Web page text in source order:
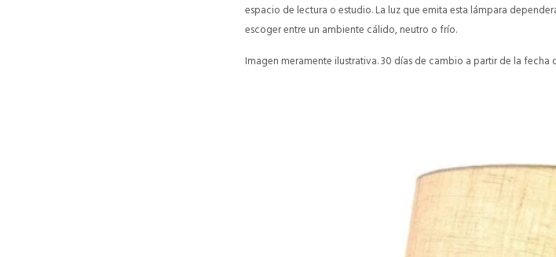
espacio de lectura o estudio. La luz que emita esta lámpara
escoger entre un ambiente cálido, neutro o frío.
Imagen meramente ilustrativa. 30 días de cambio a partir de la fecha